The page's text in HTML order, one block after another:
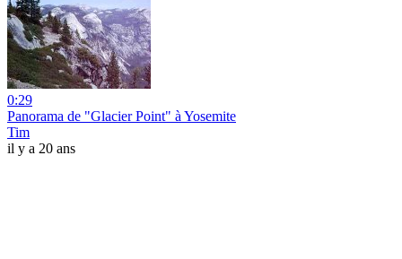
0:29
Panorama de "Glacier Point" à Yosemite
Tim
il y a 20 ans